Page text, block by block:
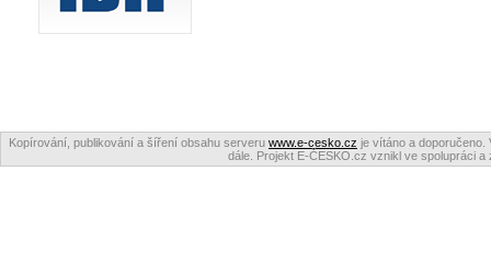
Kopírování, publikování a šíření obsahu serveru www.e-cesko.cz je vítáno a doporučeno.
dále. Projekt E-ČESKO.cz vznikl ve spolupráci